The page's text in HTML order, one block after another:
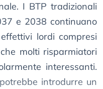
I BTP tradizionali
e 2038 continuano
lordi compresi
molti risparmiatori
interessanti.
introdurre un